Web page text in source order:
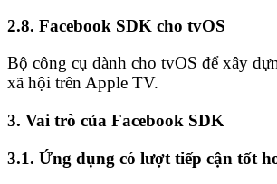
2.8. Facebook SDK cho tvOS
Bộ công cụ dành cho tvOS để xây
xã hội trên Apple TV.
3. Vai trò của Facebook SDK
3.1. Ứng dụng có lượt tiếp cận tốt